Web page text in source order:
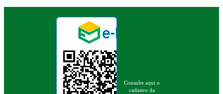
Consulte aqui o
cadastro da